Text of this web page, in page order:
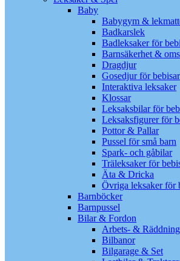
Baby
Babygym &
Badkarslek
Badleksaker för
Barnsäkerhet &
Dragdjur
Gosedjur för bebisar
Interaktiva leksaker
Klossar
Leksaksbilar för
Leksaksfigurer för
Pottor & Pallar
Pussel för små barn
Spark- och gåbilar
Träleksaker för
Äta & Dricka
Övriga leksaker för
Barnböcker
Barnpussel
Bilar & Fordon
Arbets- &
Bilbanor
Bilgarage & Set